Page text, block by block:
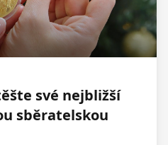
své nejbližší
sběratelskou